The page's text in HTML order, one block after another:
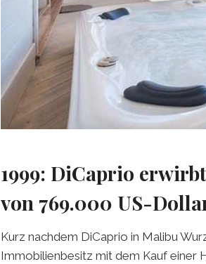
1999: DiCaprio
von 769.000 US-
Kurz nachdem DiCaprio in Malibu
Immobilienbesitz mit dem Kauf einer